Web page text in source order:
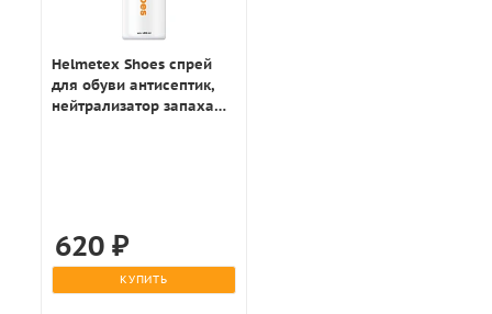
Helmetex Shoes спрей
для обуви антисептик,
нейтрализатор запаха
620₽
КУПИТЬ